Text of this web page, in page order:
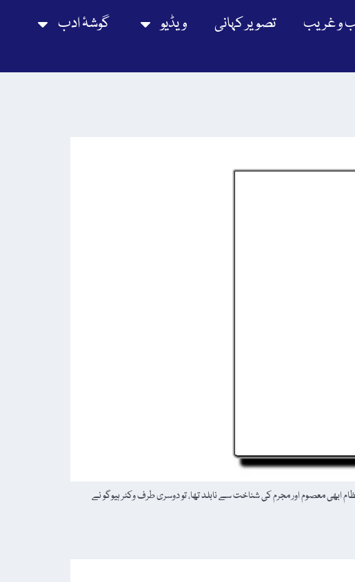
و غریب تصویر کہانی ویڈیو گوشۂ ادب
معصوم اور مجرم کی شناخت سے نابلد تھا، تو دوسری طرف وکٹر ہیوگو نے